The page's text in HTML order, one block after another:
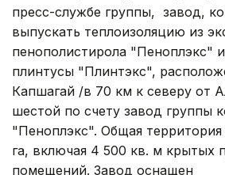
пресс-службе группы, завод,
выпускать теплоизоляцию из
пенополистирола "Пеноплэкс"
плинтусы "Плинтэкс",
Капшагай /в 70 км к северу от
шестой по счету завод группы
"Пеноплэкс". Общая
га, включая 4 500 кв. м крытых
помещений. Завод оснащен